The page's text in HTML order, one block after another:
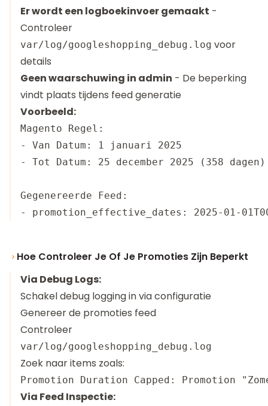
Er wordt een logboekinvoer gemaakt -
Controleer
var/log/googleshopping_debug.log voor
details
Geen waarschuwing in admin - De beperking
vindt plaats tijdens feed generatie
Voorbeeld:
Magento Regel:
- Van Datum: 1 januari 2025
- Tot Datum: 25 december 2025 (358 dagen)
Gegenereerde Feed:
Hoe Controleer Je Of Je Promoties Zijn Beperkt
Via Debug Logs:
Schakel debug logging in via configuratie
Genereer de promoties feed
Controleer
var/log/googleshopping_debug.log
Zoek naar items zoals:
Via Feed Inspectie: